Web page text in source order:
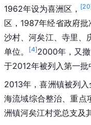
1962年设为喜洲区， [20
区，1987年经省政府
沙村、河矣江、寺里、
单位。
[4]2000年，又
于2012年被列入第一
2013年，喜洲镇被列入
海流域综合整治、重点
洲镇河矣江村党总支及